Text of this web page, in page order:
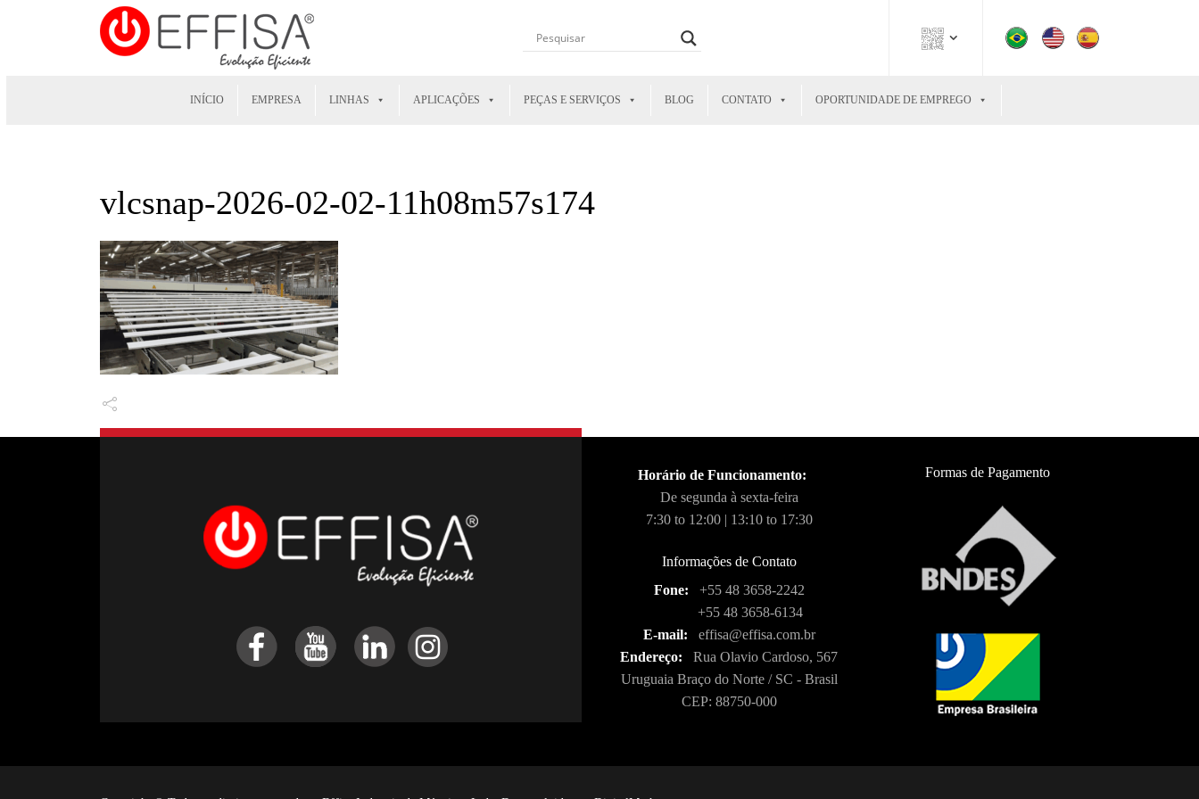
INÍCIO EMPRESA LINHAS APLICAÇÕES PEÇAS E SERVIÇOS BLOG CONTATO OPORTUNIDADE DE EMPREGO
vlcsnap-2026-02-02-11h08m57s174
Horário de Funcionamento:
De segunda à sexta-feira
7:30 to 12:00 | 13:10 to 17:30
Informações de Contato
Fone:
+55 48 3658-2242
+55 48 3658-6134
E-mail:
effisa@effisa.com.br
Endereço:
Rua Olavio Cardoso, 567
Uruguaia Braço do Norte / SC - Brasil
CEP: 88750-000
Formas de Pagamento